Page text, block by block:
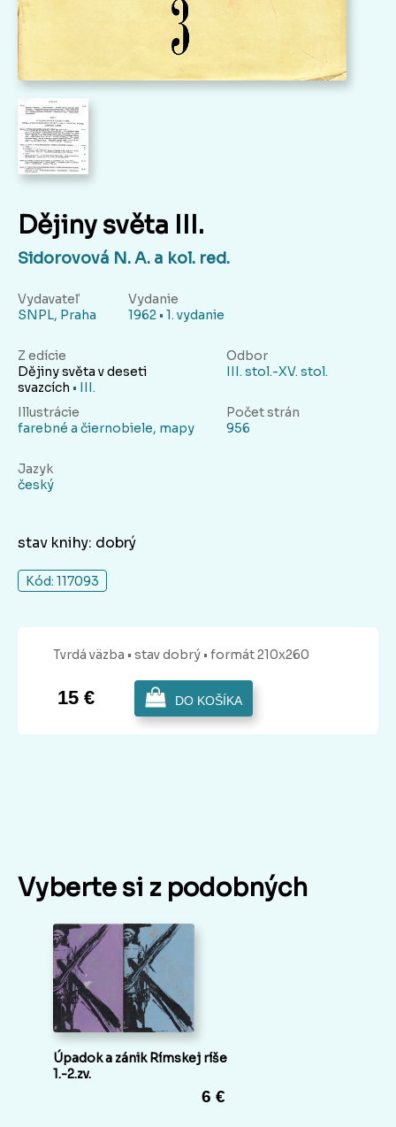
Dějiny světa III.
Sidorovová N. A. a kol. red.
Vydavateľ
SNPL, Praha
Vydanie
1962 • 1. vydanie
Z edície
Dějiny světa v deseti
svazcích • III.
Odbor
III. stol.-XV. stol.
Illustrácie
farebné a čiernobiele, mapy
Počet strán
956
Jazyk
český
stav knihy: dobrý
Kód: 117093
Tvrdá väzba • stav dobrý • formát 210x260
15 € DO KOŠÍKA
Vyberte si z podobných
Úpadok a zánik Rímskej ríše
1.-2.zv.
6 €